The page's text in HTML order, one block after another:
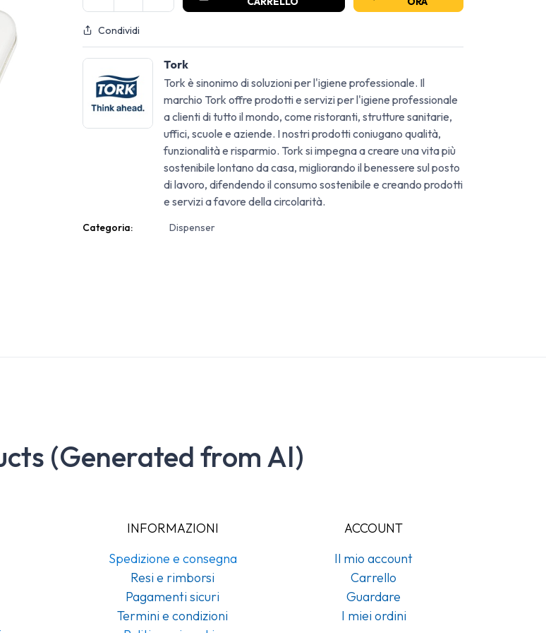
Condividi
Tork
Tork è sinonimo di soluzioni per l'igiene professionale. Il
marchio Tork offre prodotti e servizi per l'igiene professionale
a clienti di tutto il mondo, come ristoranti, strutture sanitarie,
uffici, scuole e aziende. I nostri prodotti coniugano qualità,
funzionalità e risparmio. Tork si impegna a creare una vita più
sostenibile lontano da casa, migliorando il benessere sul posto
di lavoro, difendendo il consumo sostenibile e creando prodotti
e servizi a favore della circolarità.
Categoria: Dispenser
(Generated from AI)
INFORMAZIONI
Spedizione e consegna
Resi e rimborsi
Pagamenti sicuri
Termini e condizioni
ACCOUNT
Il mio account
Carrello
Guardare
I miei ordini